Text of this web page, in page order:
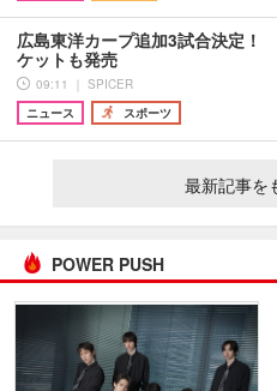
広島東洋カープ追加3試合決定
ケットも発売
09:11 ｜ SPICER
ニュース
スポーツ
最新記事を
POWER PUSH